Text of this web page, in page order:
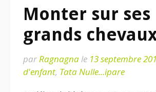
Monter sur ses
grands
parRagnagnale 13 septembre
d'enfant, Tata Nulle...ipare